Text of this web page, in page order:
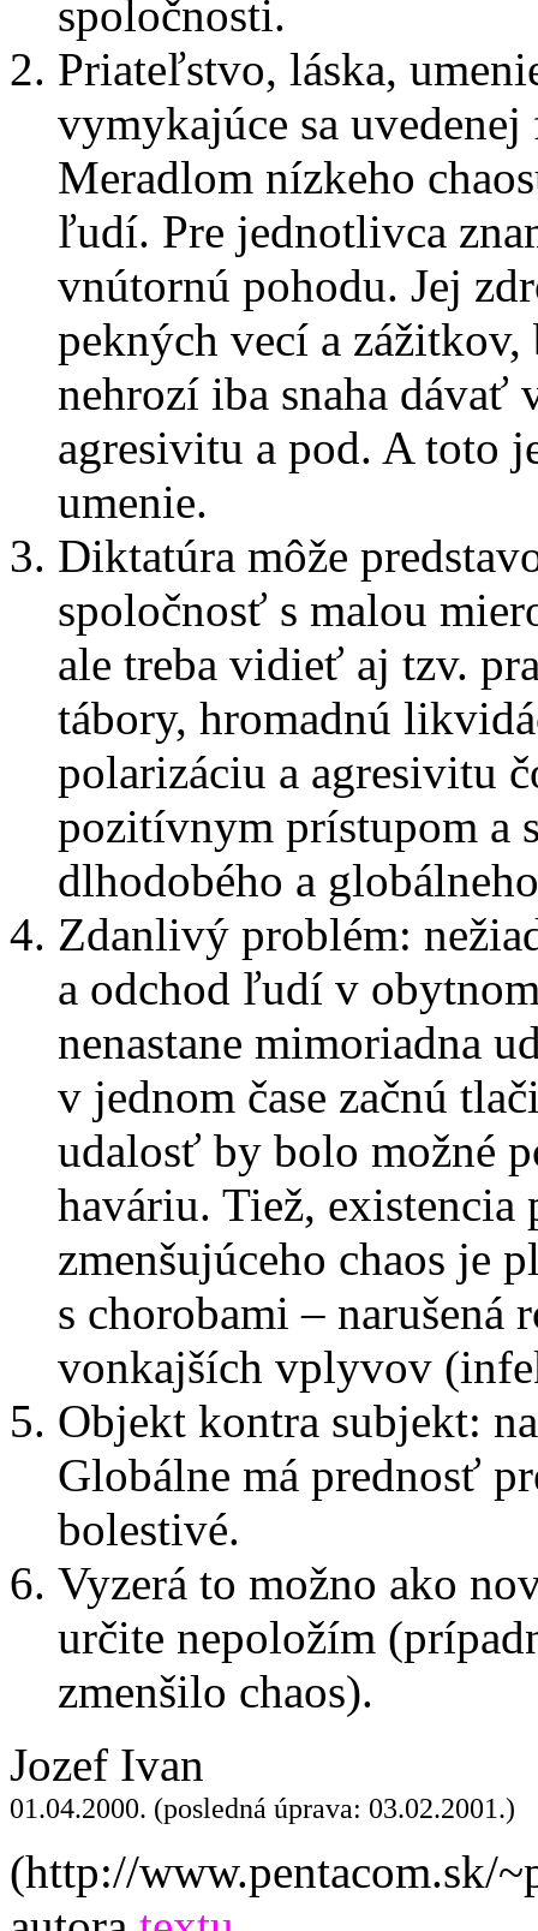
spoločnosti.
Priateľstvo, láska,
vymykajúce sa
Meradlom nízkeho
ľudí. Pre jednotlivca
vnútornú pohodu. Jej
pekných vecí a
nehrozí iba snaha
agresivitu a pod. A toto
umenie.
Diktatúra môže
spoločnosť s malou
ale treba vidieť aj tzv.
tábory, hromadnú
polarizáciu a agresivitu
pozitívnym prístupom a
dlhodobého a
Zdanlivý problém:
a odchod ľudí v
nenastane mimoriadna
v jednom čase začnú
udalosť by bolo možné
haváriu. Tiež, existencia
zmenšujúceho chaos je
s chorobami – narušená
vonkajších vplyvov
Objekt kontra subjekt:
Globálne má prednosť
bolestivé.
Vyzerá to možno ako
určite nepoložím
zmenšilo chaos).
Jozef Ivan
01.04.2000. (posledná úprava: 03.02.2001.)
(http://www.pentacom.sk/